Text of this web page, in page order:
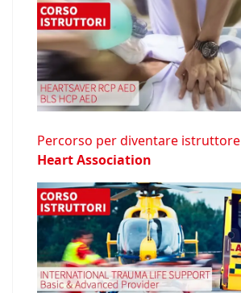
Percorso per diventare istruttore
Heart Association